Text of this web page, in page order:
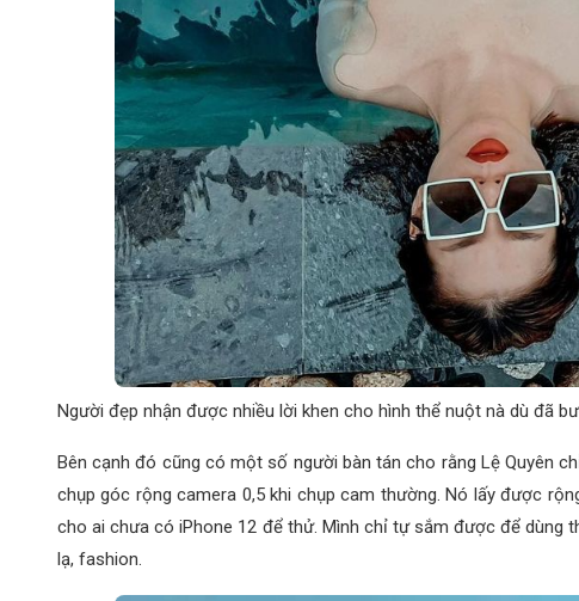
Người đẹp nhận được nhiều lời khen cho hình thể nuột nà dù đã
Bên cạnh đó cũng có một số người bàn tán cho rằng Lệ Quyên
chụp góc rộng camera 0,5 khi chụp cam thường. Nó lấy được
cho ai chưa có iPhone 12 để thử. Mình chỉ tự sắm được để dùng
lạ, fashion.